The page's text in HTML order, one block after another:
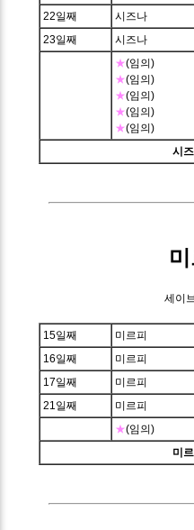
22일째
시즈나
23일째
시즈나
★(임의)
★(임의)
★(임의)
★(임의)
★(임의)
시
세이
15일째
미르피
16일째
미르피
17일째
미르피
21일째
미르피
★(임의)
미